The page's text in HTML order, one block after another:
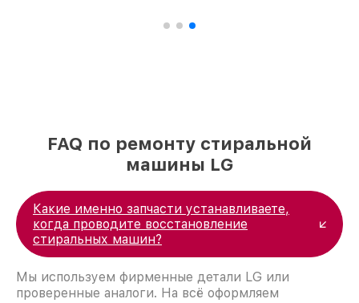
FAQ по ремонту стиральной
машины LG
Какие именно запчасти устанавливаете,
когда проводите восстановление
стиральных машин?
Мы используем фирменные детали LG или
проверенные аналоги. На всё оформляем